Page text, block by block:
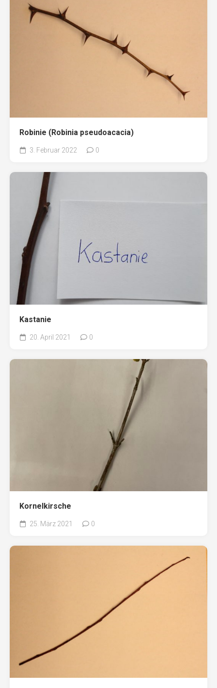
Robinie (Robinia pseudoacacia)
3. Februar 2022 0
Kastanie
20. April 2021 0
Kornelkirsche
25. März 2021 0